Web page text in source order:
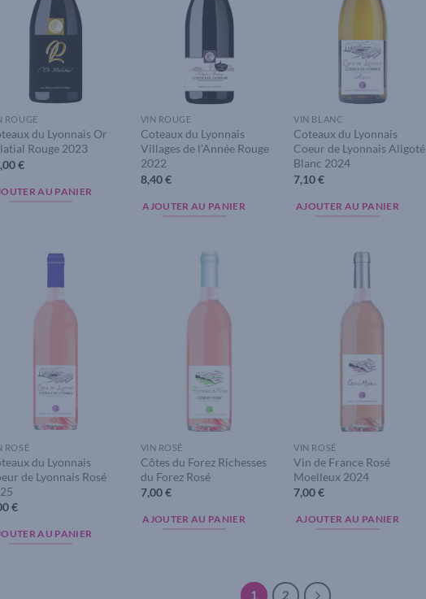
ROUGE
du Lyonnais Or
Rouge 2023
€
AU PANIER
VIN ROUGE
Coteaux du Lyonnais
Villages de l’Année Rouge
2022
8,40€
AJOUTER AU PANIER
VIN BLANC
Coteaux du Lyonnais
Coeur de Lyonnais Aligoté
Blanc 2024
7,10€
AJOUTER AU PANIER
ROSÉ
du Lyonnais
de Lyonnais Rosé
€
AU PANIER
VIN ROSÉ
Côtes du Forez Richesses
du Forez Rosé
7,00€
AJOUTER AU PANIER
VIN ROSÉ
Vin de France Rosé
Moelleux 2024
7,00€
AJOUTER AU PANIER
1 2